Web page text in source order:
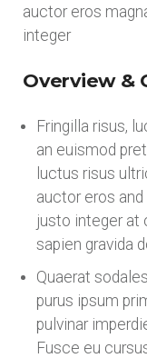
auctor eros
integer
Overview &
Fringilla risus,
an euismod
luctus risus
auctor eros
justo integer at
sapien gravida
Quaerat
purus ipsum
pulvinar
Fusce eu